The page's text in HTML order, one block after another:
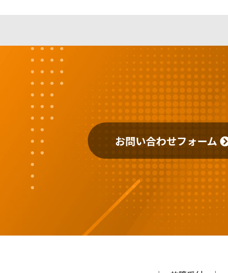
お問い合わせフォーム